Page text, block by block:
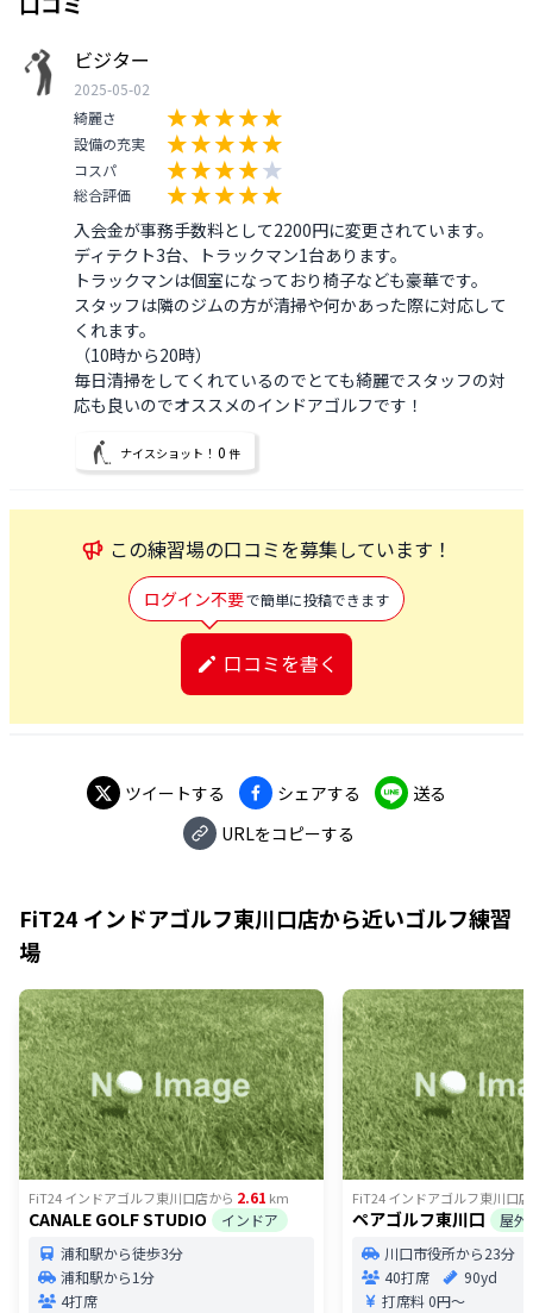
ビジター
2025-05-02
綺麗さ
設備の充実
コスパ
総合評価
入会金が事務手数料として2200円に変更されています。
ディテクト3台、トラックマン1台あります。
トラックマンは個室になっており椅子なども豪華です。
スタッフは隣のジムの方が清掃や何かあった際に対応して
くれます。
（10時から20時）
毎日清掃をしてくれているのでとても綺麗でスタッフの対
応も良いのでオススメのインドアゴルフです！
ナイスショット！ 0 件
この練習場の口コミを募集しています！
ログイン不要で簡単に投稿できます
口コミを書く
ツイートする シェアする
送る
URLをコピーする
FiT24 インドアゴルフ東川口店から近いゴルフ練習
場
FiT24 インドアゴルフ東川口店から 2.61 km
CANALE GOLF STUDIO
インドア
浦和駅から徒歩3分
浦和駅から1分
4打席
FiT24 インドアゴルフ東川口店
ペアゴルフ東川口
屋外
川口市役所から23分
40打席
90yd
打席料0円〜